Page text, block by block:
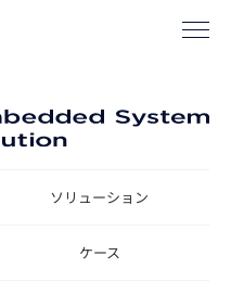
ソリューション
ケース